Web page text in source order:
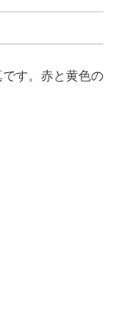
です。赤と黄色の